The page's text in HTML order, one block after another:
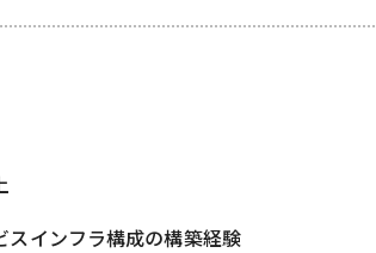
スインフラ構成の構築経験